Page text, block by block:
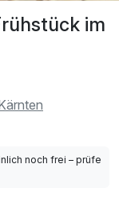
im
noch frei – prüfe